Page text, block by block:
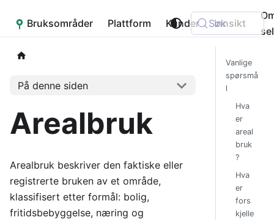
Placepoint
Bruksområder Plattform Kunder Innsikt
Søk
På denne siden
Arealbruk
Arealbruk beskriver den faktiske eller
registrerte bruken av et område,
klassifisert etter formål: bolig,
fritidsbebyggelse, næring og
Vanlige
spørsmå
l
Hva
er
areal
bruk
?
Hva
er
fors
kjelle